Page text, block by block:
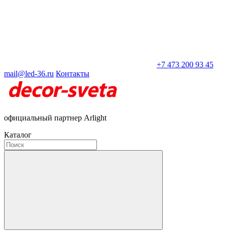
+7 473 200 93 45
mail@led-36.ru Контакты
официальный партнер Arlight
Каталог